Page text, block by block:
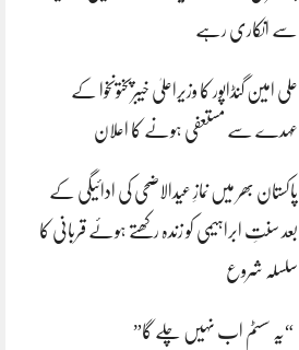
سے انکاری رہے
علی امین گنڈاپور کا وزیراعلیٰ خیبرپختونخوا کے
عہدے سے مستعفی ہونے کا اعلان
پاکستان بھر میں نمازِ عیدالاضحی کی ادائیگی کے
بعد سنتِ ابراہیمی کو زندہ رکھتے ہوئے قربانی کا
سلسلہ شروع
“یہ سسٹم اب نہیں چلے گا”